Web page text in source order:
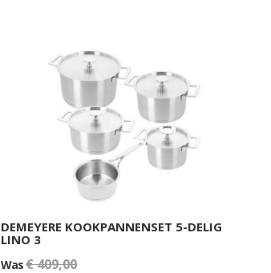
DEMEYERE KOOKPANNENSET 5-DELIG
LINO 3
Was€ 409,00